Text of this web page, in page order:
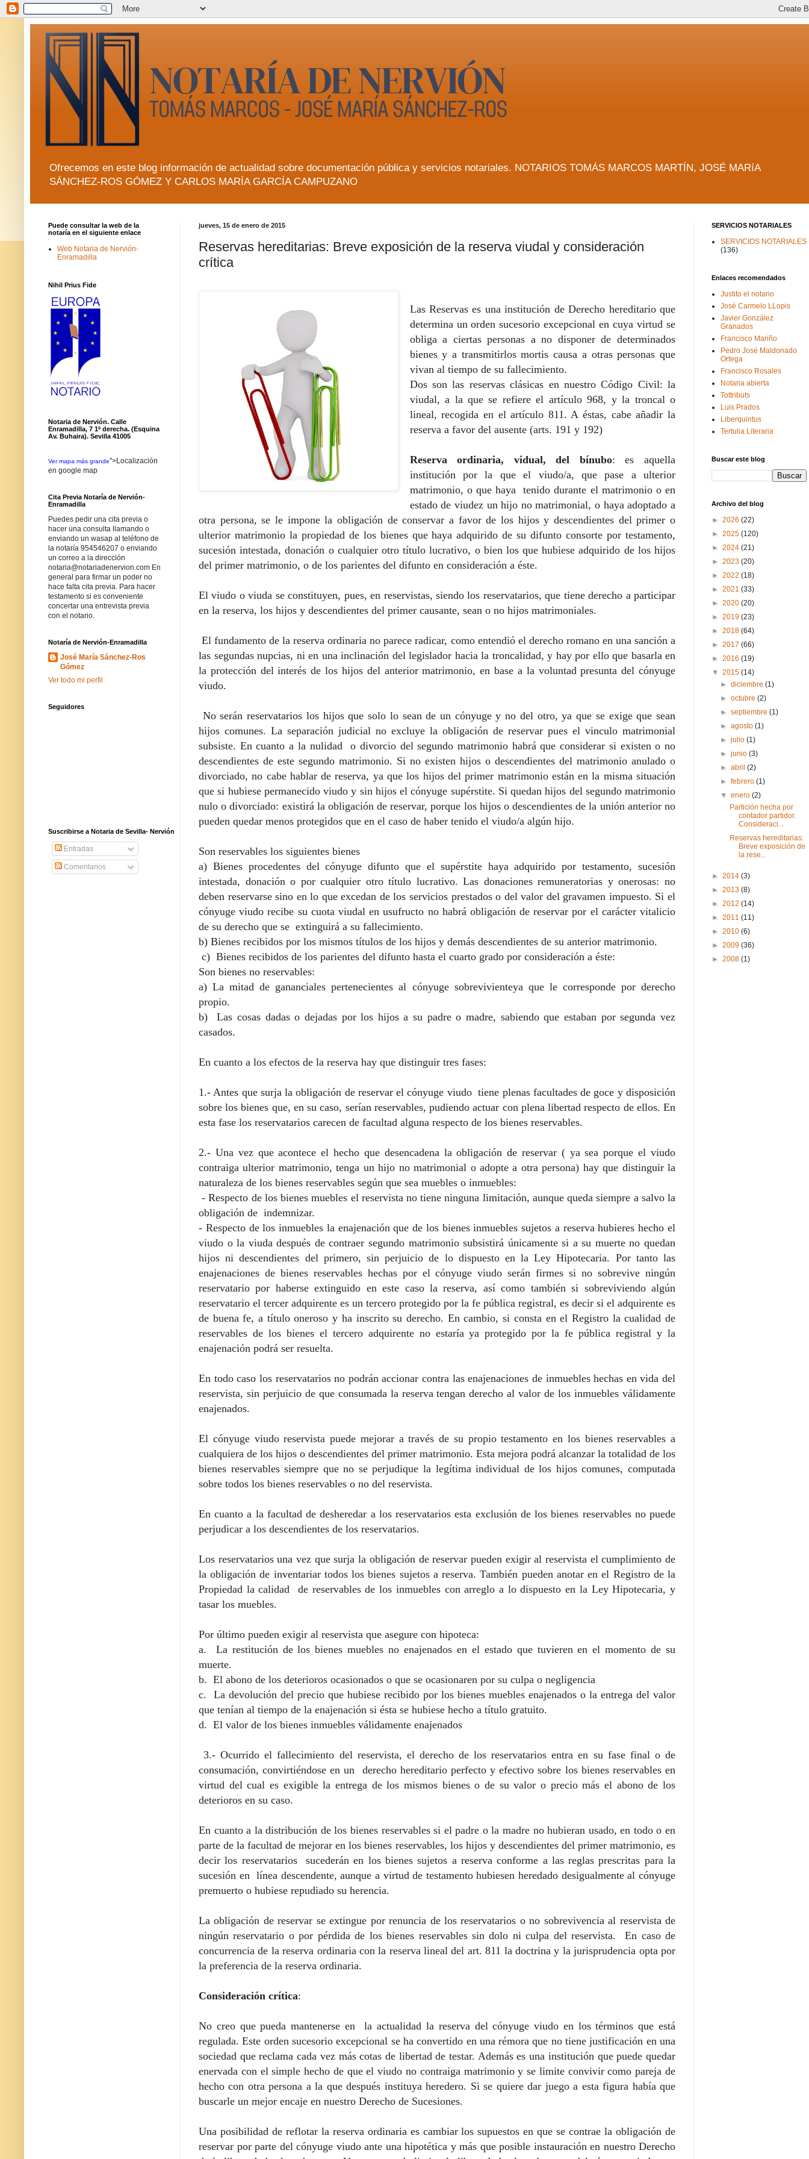
Ofrecemos en este blog información de actualidad sobre documentación pública y servicios notariales. NOTARIOS TOMÁS MARCOS MARTÍN, JOSÉ MARíA
SÁNCHEZ-ROS GÓMEZ Y CARLOS MARÍA GARCÍA CAMPUZANO
jueves, 15 de enero de 2015
Reservas hereditarias: Breve exposición de la reserva viudal y consideración
crítica
Las Reservas es una institución de Derecho hereditario que
determina un orden sucesorio excepcional en cuya virtud se
obliga a ciertas personas a no disponer de determinados
bienes y a transmitirlos mortis causa a otras personas que
vivan al tiempo de su fallecimiento.
Dos son las reservas clásicas en nuestro Código Civil: la
viudal, a la que se refiere el artículo 968, y la troncal o
lineal, recogida en el artículo 811. A éstas, cabe añadir la
reserva a favor del ausente (arts. 191 y 192)
Reserva ordinaria, vidual, del bínubo: es aquella
institución por la que el viudo/a, que pase a ulterior
matrimonio, o que haya tenido durante el matrimonio o en
estado de viudez un hijo no matrimonial, o haya adoptado a
otra persona, se le impone la obligación de conservar a favor de los hijos y descendientes del primer o
ulterior matrimonio la propiedad de los bienes que haya adquirido de su difunto consorte por testamento,
sucesión intestada, donación o cualquier otro título lucrativo, o bien los que hubiese adquirido de los hijos
del primer matrimonio, o de los parientes del difunto en consideración a éste.
El viudo o viuda se constituyen, pues, en reservistas, siendo los reservatarios, que tiene derecho a participar
en la reserva, los hijos y descendientes del primer causante, sean o no hijos matrimoniales.
El fundamento de la reserva ordinaria no parece radicar, como entendió el derecho romano en una sanción a
las segundas nupcias, ni en una inclinación del legislador hacia la troncalidad, y hay por ello que basarla en
la protección del interés de los hijos del anterior matrimonio, en base a la voluntad presunta del cónyuge
viudo.
No serán reservatarios los hijos que solo lo sean de un cónyuge y no del otro, ya que se exige que sean
hijos comunes. La separación judicial no excluye la obligación de reservar pues el vinculo matrimonial
subsiste. En cuanto a la nulidad o divorcio del segundo matrimonio habrá que considerar si existen o no
descendientes de este segundo matrimonio. Si no existen hijos o descendientes del matrimonio anulado o
divorciado, no cabe hablar de reserva, ya que los hijos del primer matrimonio están en la misma situación
que si hubiese permanecido viudo y sin hijos el cónyuge supérstite. Si quedan hijos del segundo matrimonio
nulo o divorciado: existirá la obligación de reservar, porque los hijos o descendientes de la unión anterior no
pueden quedar menos protegidos que en el caso de haber tenido el viudo/a algún hijo.
Son reservables los siguientes bienes
a) Bienes procedentes del cónyuge difunto que el supérstite haya adquirido por testamento, sucesión
intestada, donación o por cualquier otro título lucrativo. Las donaciones remuneratorias y onerosas: no
deben reservarse sino en lo que excedan de los servicios prestados o del valor del gravamen impuesto. Si el
cónyuge viudo recibe su cuota viudal en usufructo no habrá obligación de reservar por el carácter vitalicio
de su derecho que se extinguirá a su fallecimiento.
b) Bienes recibidos por los mismos títulos de los hijos y demás descendientes de su anterior matrimonio.
c) Bienes recibidos de los parientes del difunto hasta el cuarto grado por consideración a éste:
Son bienes no reservables:
a) La mitad de gananciales pertenecientes al cónyuge sobrevivienteya que le corresponde por derecho
propio.
b) Las cosas dadas o dejadas por los hijos a su padre o madre, sabiendo que estaban por segunda vez
casados.
En cuanto a los efectos de la reserva hay que distinguir tres fases:
1.- Antes que surja la obligación de reservar el cónyuge viudo tiene plenas facultades de goce y disposición
sobre los bienes que, en su caso, serían reservables, pudiendo actuar con plena libertad respecto de ellos. En
esta fase los reservatarios carecen de facultad alguna respecto de los bienes reservables.
2.- Una vez que acontece el hecho que desencadena la obligación de reservar ( ya sea porque el viudo
contraiga ulterior matrimonio, tenga un hijo no matrimonial o adopte a otra persona) hay que distinguir la
naturaleza de los bienes reservables según que sea muebles o inmuebles:
- Respecto de los bienes muebles el reservista no tiene ninguna limitación, aunque queda siempre a salvo la
obligación de indemnizar.
- Respecto de los inmuebles la enajenación que de los bienes inmuebles sujetos a reserva hubieres hecho el
viudo o la viuda después de contraer segundo matrimonio subsistirá únicamente si a su muerte no quedan
hijos ni descendientes del primero, sin perjuicio de lo dispuesto en la Ley Hipotecaria. Por tanto las
enajenaciones de bienes reservables hechas por el cónyuge viudo serán firmes si no sobrevive ningún
reservatario por haberse extinguido en este caso la reserva, así como también si sobreviviendo algún
reservatario el tercer adquirente es un tercero protegido por la fe pública registral, es decir si el adquirente es
de buena fe, a título oneroso y ha inscrito su derecho. En cambio, si consta en el Registro la cualidad de
reservables de los bienes el tercero adquirente no estaría ya protegido por la fe pública registral y la
enajenación podrá ser resuelta.
En todo caso los reservatarios no podrán accionar contra las enajenaciones de inmuebles hechas en vida del
reservista, sin perjuicio de que consumada la reserva tengan derecho al valor de los inmuebles válidamente
enajenados.
El cónyuge viudo reservista puede mejorar a través de su propio testamento en los bienes reservables a
cualquiera de los hijos o descendientes del primer matrimonio. Esta mejora podrá alcanzar la totalidad de los
bienes reservables siempre que no se perjudique la legítima individual de los hijos comunes, computada
sobre todos los bienes reservables o no del reservista.
En cuanto a la facultad de desheredar a los reservatarios esta exclusión de los bienes reservables no puede
perjudicar a los descendientes de los reservatarios.
Los reservatarios una vez que surja la obligación de reservar pueden exigir al reservista el cumplimiento de
la obligación de inventariar todos los bienes sujetos a reserva. También pueden anotar en el Registro de la
Propiedad la calidad de reservables de los inmuebles con arreglo a lo dispuesto en la Ley Hipotecaria, y
tasar los muebles.
Por último pueden exigir al reservista que asegure con hipoteca:
a. La restitución de los bienes muebles no enajenados en el estado que tuvieren en el momento de su
muerte.
b. El abono de los deterioros ocasionados o que se ocasionaren por su culpa o negligencia
c. La devolución del precio que hubiese recibido por los bienes muebles enajenados o la entrega del valor
que tenían al tiempo de la enajenación si ésta se hubiese hecho a título gratuito.
d. El valor de los bienes inmuebles válidamente enajenados
3.- Ocurrido el fallecimiento del reservista, el derecho de los reservatarios entra en su fase final o de
consumación, convirtiéndose en un derecho hereditario perfecto y efectivo sobre los bienes reservables en
virtud del cual es exigible la entrega de los mismos bienes o de su valor o precio más el abono de los
deterioros en su caso.
En cuanto a la distribución de los bienes reservables si el padre o la madre no hubieran usado, en todo o en
parte de la facultad de mejorar en los bienes reservables, los hijos y descendientes del primer matrimonio, es
decir los reservatarios sucederán en los bienes sujetos a reserva conforme a las reglas prescritas para la
sucesión en línea descendente, aunque a virtud de testamento hubiesen heredado desigualmente al cónyuge
premuerto o hubiese repudiado su herencia.
La obligación de reservar se extingue por renuncia de los reservatarios o no sobrevivencia al reservista de
ningún reservatario o por pérdida de los bienes reservables sin dolo ni culpa del reservista. En caso de
concurrencia de la reserva ordinaria con la reserva lineal del art. 811 la doctrina y la jurisprudencia opta por
la preferencia de la reserva ordinaria.
Consideración crítica:
No creo que pueda mantenerse en la actualidad la reserva del cónyuge viudo en los términos que está
regulada. Este orden sucesorio excepcional se ha convertido en una rémora que no tiene justificación en una
sociedad que reclama cada vez más cotas de libertad de testar. Además es una institución que puede quedar
enervada con el simple hecho de que el viudo no contraiga matrimonio y se limite convivir como pareja de
hecho con otra persona a la que después instituya heredero. Si se quiere dar juego a esta figura había que
buscarle un mejor encaje en nuestro Derecho de Sucesiones.
Una posibilidad de reflotar la reserva ordinaria es cambiar los supuestos en que se contrae la obligación de
reservar por parte del cónyuge viudo ante una hipotética y más que posible instauración en nuestro Derecho
Puede consultar la web de la
notaría en el siguiente enlace
Web Notaria de Nervión-
Enramadilla
Nihil Prius Fide
Notaria de Nervión. Calle
Enramadilla, 7 1º derecha. (Esquina
Av. Buhaira). Sevilla 41005
Ver mapa más grande">Localización
en google map
Cita Previa Notaría de Nervión-
Enramadilla
Puedes pedir una cita previa o
hacer una consulta llamando o
enviando un wasap al teléfono de
la notaría 954546207 o enviando
un correo a la dirección
notaria@notariadenervion.com En
general para firmar un poder no
hace falta cita previa. Para hacer
testamento si es conveniente
concertar una entrevista previa
con el notario.
Notaría de Nervión-Enramadilla
José María Sánchez-Ros
Gómez
Ver todo mi perfil
Seguidores
Suscribirse a Notaria de Sevilla- Nervión
Entradas
Comentarios
SERVICIOS NOTARIALES
SERVICIOS NOTARIALES
(136)
Enlaces recomendados
Justito el notario
José Carmelo LLopis
Javier González
Granados
Francisco Mariño
Pedro José Maldonado
Ortega
Francisco Rosales
Notaria abierta
Tottributs
Luis Prados
Liberquintus
Tertulia Literaria
Buscar este blog
Archivo del blog
► 2026 (22)
► 2025 (120)
► 2024 (21)
► 2023 (20)
► 2022 (18)
► 2021 (33)
► 2020 (20)
► 2019 (23)
► 2018 (64)
► 2017 (66)
► 2016 (19)
▼ 2015 (14)
►diciembre(1)
►octubre(2)
►septiembre(1)
►agosto(1)
►julio(1)
►junio(3)
►abril(2)
►febrero(1)
▼enero(2)
Partición hecha por
contador partidor.
Consideraci...
Reservas hereditarias:
Breve exposición de
la rese...
► 2014 (3)
► 2013 (8)
► 2012 (14)
► 2011 (11)
► 2010 (6)
► 2009 (36)
► 2008 (1)